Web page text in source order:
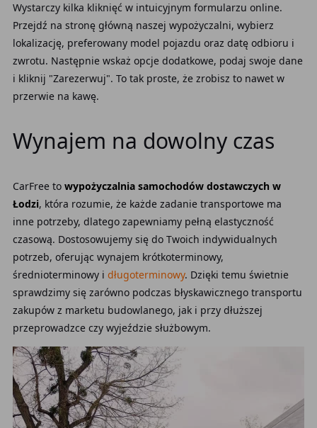
Wystarczy kilka kliknięć w intuicyjnym formularzu online.
Przejdź na stronę główną naszej wypożyczalni, wybierz
lokalizację, preferowany model pojazdu oraz datę odbioru i
zwrotu. Następnie wskaż opcje dodatkowe, podaj swoje dane
i kliknij "Zarezerwuj". To tak proste, że zrobisz to nawet w
przerwie na kawę.
Wynajem na dowolny czas
CarFree to wypożyczalnia samochodów dostawczych w
Łodzi, która rozumie, że każde zadanie transportowe ma
inne potrzeby, dlatego zapewniamy pełną elastyczność
czasową. Dostosowujemy się do Twoich indywidualnych
potrzeb, oferując wynajem krótkoterminowy,
średnioterminowy i długoterminowy. Dzięki temu świetnie
sprawdzimy się zarówno podczas błyskawicznego transportu
zakupów z marketu budowlanego, jak i przy dłuższej
przeprowadzce czy wyjeździe służbowym.